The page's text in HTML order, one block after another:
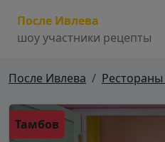
После Ивлева
шоу участники рецепты
После Ивлева
Тамбов